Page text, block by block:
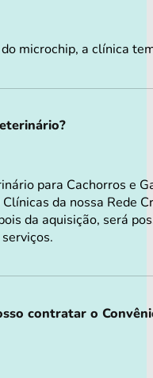
microchip, a clínica
para Cachorros e
da nossa Rede
da aquisição, será
contratar o